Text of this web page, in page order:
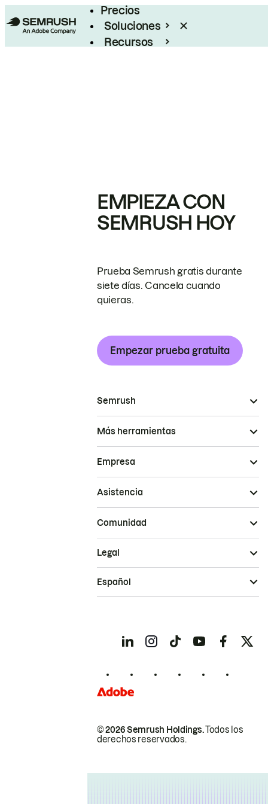
Precios
Soluciones
Recursos
EMPIEZA CON
SEMRUSH HOY
Prueba Semrush gratis durante
siete días. Cancela cuando
quieras.
Empezar prueba gratuita
Semrush
Más herramientas
Empresa
Asistencia
Comunidad
© 2026 Semrush Holdings.Todos los
derechos reservados.
Legal
Español